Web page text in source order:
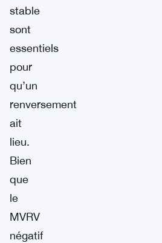
stable
sont
essentiels
pour
qu’un
renversement
ait
lieu.
Bien
que
le
MVRV
négatif